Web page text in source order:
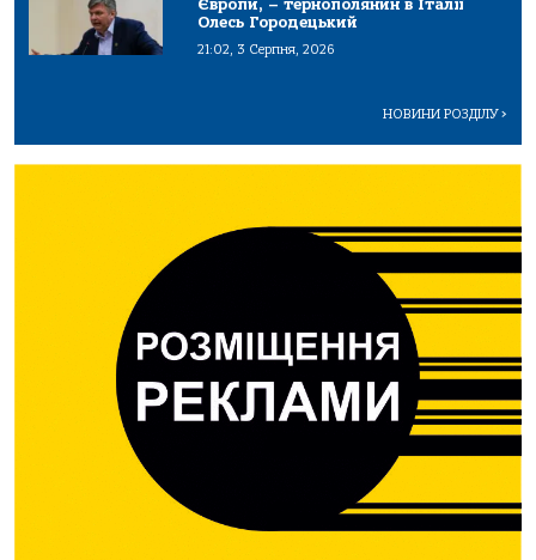
Європи, – тернополянин в Італії
Олесь Городецький
21:02, 3 Серпня, 2026
НОВИНИ РОЗДІЛУ>